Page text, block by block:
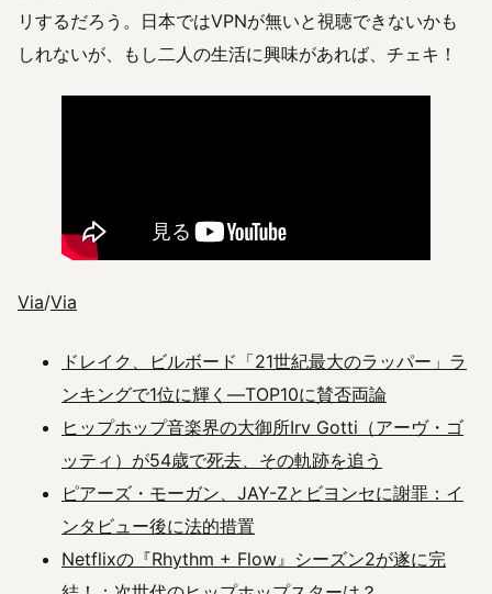
リするだろう。日本ではVPNが無いと視聴できないかも
しれないが、もし二人の生活に興味があれば、チェキ！
Via/Via
ドレイク、ビルボード「21世紀最大のラッパー」ラ
ンキングで1位に輝く―TOP10に賛否両論
ヒップホップ音楽界の大御所Irv Gotti（アーヴ・ゴ
ッティ）が54歳で死去、その軌跡を追う
ピアーズ・モーガン、JAY-Zとビヨンセに謝罪：イ
ンタビュー後に法的措置
Netflixの『Rhythm + Flow』シーズン2が遂に完